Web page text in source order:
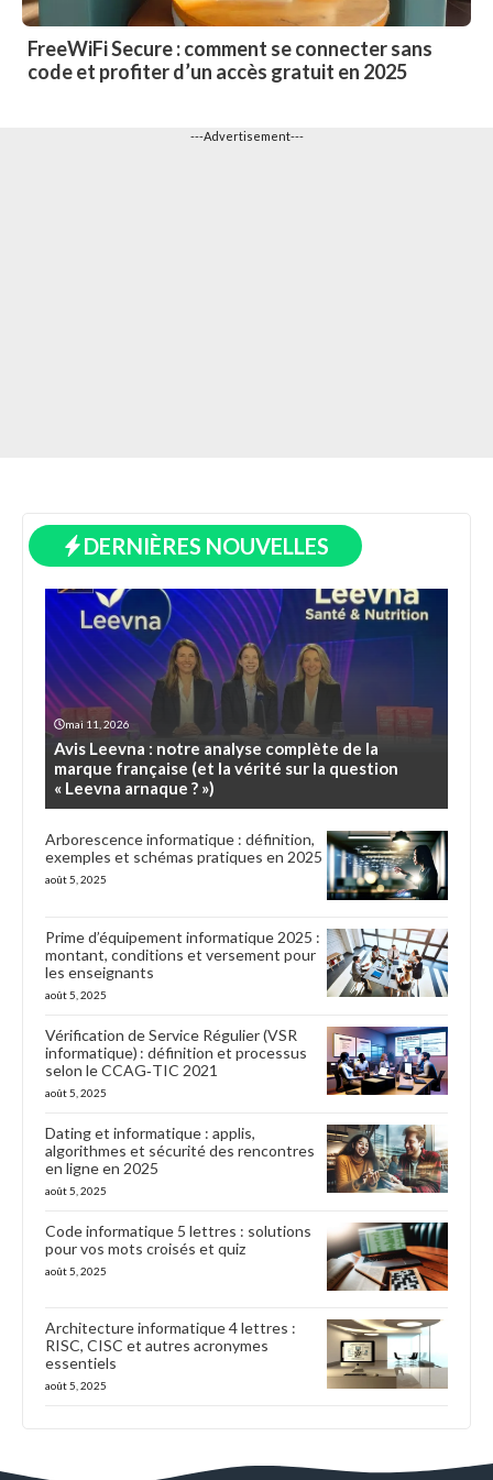
FreeWiFi Secure : comment se connecter sans
code et profiter d’un accès gratuit en 2025
---Advertisement---
DERNIÈRES NOUVELLES
mai 11, 2026
Avis Leevna : notre analyse complète de la
marque française (et la vérité sur la question
« Leevna arnaque ? »)
Arborescence informatique : définition,
exemples et schémas pratiques en 2025
août 5, 2025
Prime d’équipement informatique 2025 :
montant, conditions et versement pour
les enseignants
août 5, 2025
Vérification de Service Régulier (VSR
informatique) : définition et processus
selon le CCAG‑TIC 2021
août 5, 2025
Dating et informatique : applis,
algorithmes et sécurité des rencontres
en ligne en 2025
août 5, 2025
Code informatique 5 lettres : solutions
pour vos mots croisés et quiz
août 5, 2025
Architecture informatique 4 lettres :
RISC, CISC et autres acronymes
essentiels
août 5, 2025